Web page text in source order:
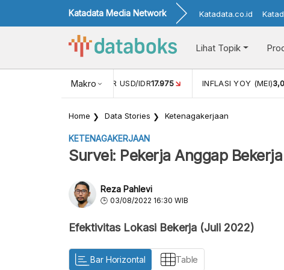
Katadata Media Network Katadata.co.id
Lihat Topik
Makro
NILAI TUKAR USD/IDR17.975 INFLASI YOY (MEI)
Home Data Stories Ketenagakerjaan
KETENAGAKERJAAN
Survei: Pekerja Anggap
Reza Pahlevi
03/08/2022 16:30 WIB
Efektivitas Lokasi Bekerja (Juli 2022)
Bar Horizontal Table